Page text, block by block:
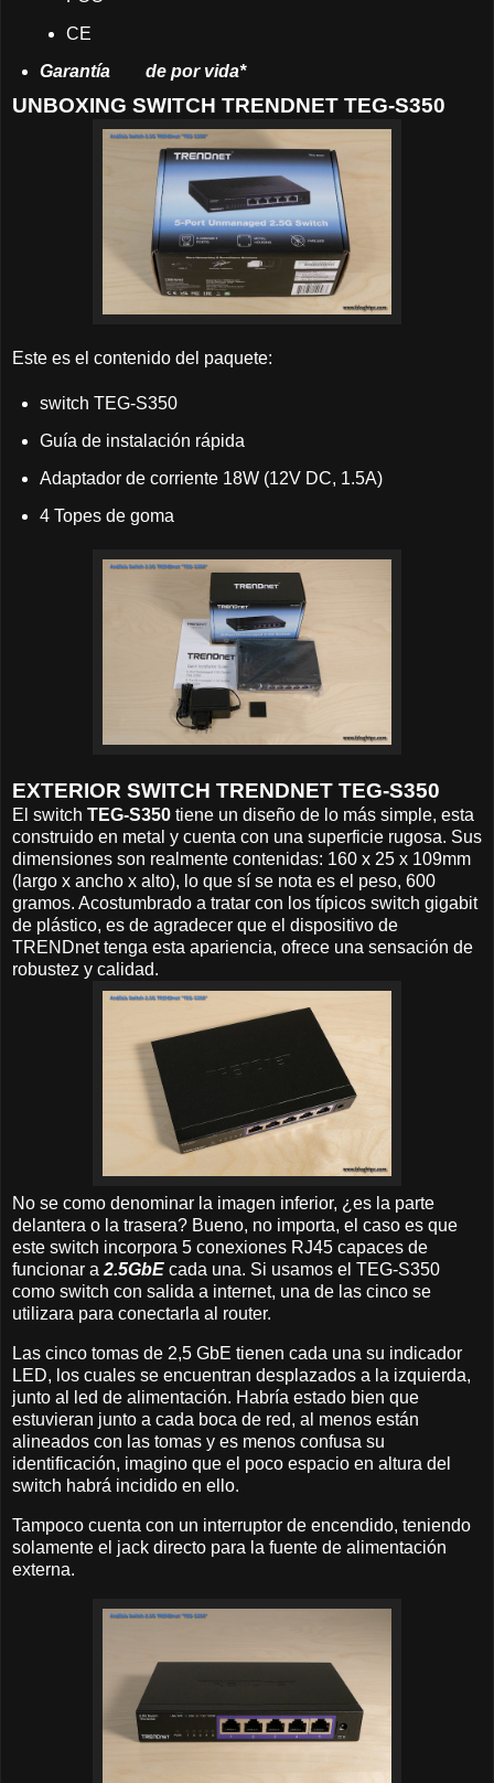
CE
Garantía
	de
por vida*
UNBOXING SWITCH TRENDNET TEG-S350
Este es el contenido del paquete:
switch TEG-S350
Guía de instalación rápida
Adaptador de corriente 18W (12V DC, 1.5A)
4 Topes de goma
EXTERIOR SWITCH TRENDNET TEG-S350
El switch TEG-S350 tiene un diseño de lo más simple, esta
construido en metal y cuenta con una superficie rugosa. Sus
dimensiones son realmente contenidas: 160 x 25 x 109mm
(largo x ancho x alto), lo que sí se nota es el peso, 600
gramos. Acostumbrado a tratar con los típicos switch gigabit
de plástico, es de agradecer que el dispositivo de
TRENDnet tenga esta apariencia, ofrece una sensación de
robustez y calidad.
No se como denominar la imagen inferior, ¿es la parte
delantera o la trasera? Bueno, no importa, el caso es que
este switch incorpora 5 conexiones RJ45 capaces de
funcionar a 2.5GbE cada una. Si usamos el TEG-S350
como switch con salida a internet, una de las cinco se
utilizara para conectarla al router.
Las cinco tomas de 2,5 GbE tienen cada una su indicador
LED, los cuales se encuentran desplazados a la izquierda,
junto al led de alimentación. Habría estado bien que
estuvieran junto a cada boca de red, al menos están
alineados con las tomas y es menos confusa su
identificación, imagino que el poco espacio en altura del
switch habrá incidido en ello.
Tampoco cuenta con un interruptor de encendido, teniendo
solamente el jack directo para la fuente de alimentación
externa.